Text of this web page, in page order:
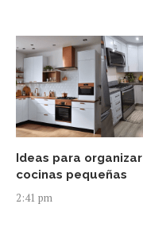
Ideas para organizar
cocinas pequeñas
2:41 pm